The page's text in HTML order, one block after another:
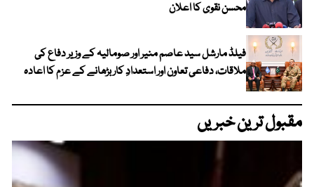
محسن نقوی کا اعلان
فیلڈ مارشل سید عاصم منیر اور صومالیہ کے وزیر دفاع کی
ملاقات، دفاعی تعاون اور استعدادِ کار بڑھانے کے عزم کا اعادہ
مقبول ترین خبریں